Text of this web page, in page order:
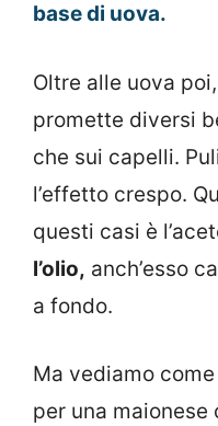
base di uova.
Oltre alle uova poi,
promette diversi
che sui capelli.
l’effetto crespo.
questi casi è
l’olio, anch’esso
a fondo.
Ma vediamo
per una maionese